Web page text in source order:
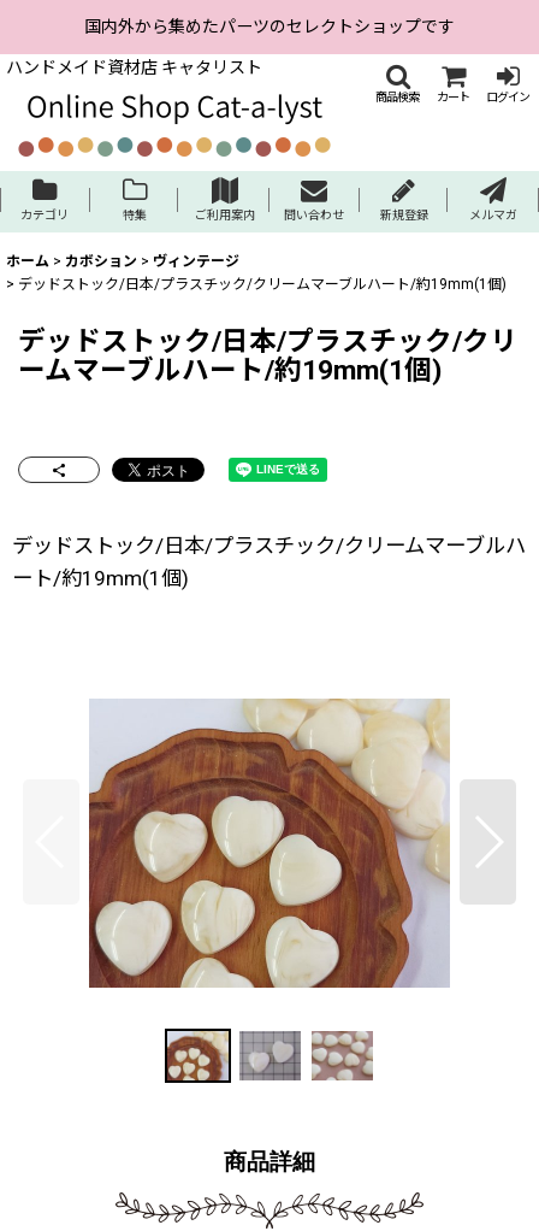
国内外から集めたパーツのセレクトショップです
ハンドメイド資材店 キャタリスト
商品検索 カート ログイン
カテゴリ 特集 ご利用案内 問い合わせ 新規登録 メルマガ
ホーム > カボション > ヴィンテージ
> デッドストック/日本/プラスチック/クリームマーブルハート/約19mm(1個)
デッドストック/日本/プラスチック/クリ
ームマーブルハート/約19mm(1個)
デッドストック/日本/プラスチック/クリームマーブルハ
ート/約19mm(1個)
商品詳細